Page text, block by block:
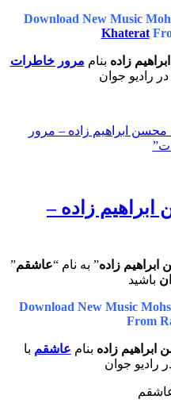
Download New Music
Khaterat
زاده بنام مرور خاطرات
در رادیو جوان
محسن ابراهیم زاده – مرور
زاده –
زاده” به نام “عاشقم”
باشید
Download New Music
From
ابراهیم زاده بنام عاشقم با
رادیو جوان